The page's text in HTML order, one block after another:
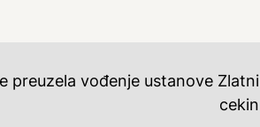
preuzela vođenje ustanove Zlatni
cekin